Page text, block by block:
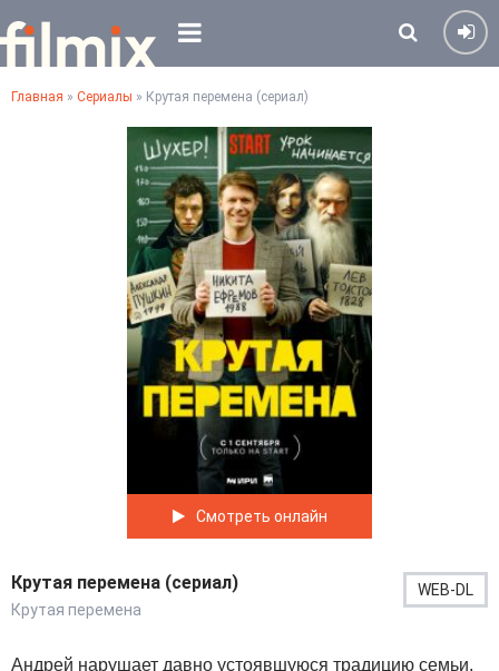
Главная » Сериалы » Крутая перемена (сериал)
Смотреть онлайн
Крутая перемена (сериал)
Крутая перемена
WEB-DL
Андрей нарушает давно устоявшуюся традицию семьи.